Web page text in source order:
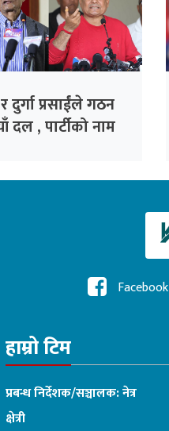
दुर्गा प्रसाईंले गठन
दल , पार्टीको नाम
Facebook
हाम्रो टिम
प्रबन्ध निर्देशक/सञ्चालक: नेत्र
क्षेत्री